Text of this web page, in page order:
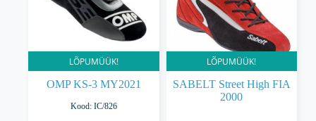
LÕPUMÜÜK!
OMP KS-3 MY2021
Kood: IC/826
LÕPUMÜÜK!
SABELT Street High FIA
2000